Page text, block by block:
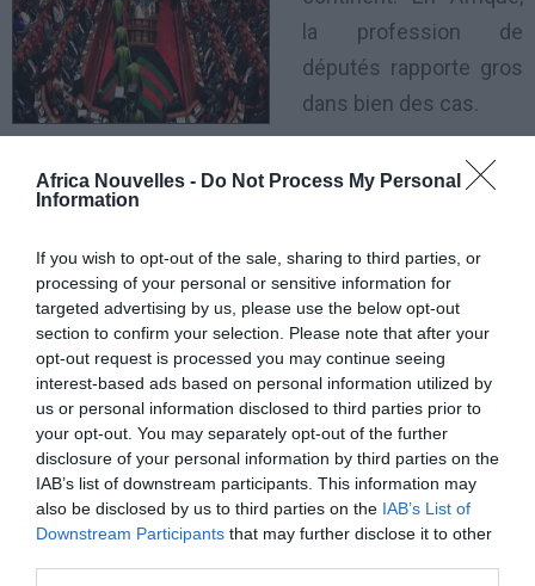
Africa Nouvelles - Do Not Process My Personal
Information
If you wish to opt-out of the sale, sharing to third parties, or
processing of your personal or sensitive information for
targeted advertising by us, please use the below opt-out
section to confirm your selection. Please note that after your
opt-out request is processed you may continue seeing
interest-based ads based on personal information utilized by
us or personal information disclosed to third parties prior to
your opt-out. You may separately opt-out of the further
disclosure of your personal information by third parties on the
IAB’s list of downstream participants. This information may
also be disclosed by us to third parties on the IAB’s List of
Downstream Participants that may further disclose it to other
la profession de
députés rapporte gros
dans bien des cas.
La démocratie n’a pas de prix, mais elle a un coût. En
Afrique, le salaire d’un député varie sur une échelle de
En Guinée-Bissau, un député touche environ 900
euros par mois, tandis qu’en Afrique du Sud il en
gagne 8 000 euros.
Entre ces deux extrêmes, des pays comme le
Sénégal et la Côte d’Ivoire offrent environ 3 000 à 3
500 euros par mois à leurs élus nationaux.
Au Congo-Brazzaville, la rémunération plafonne à 3